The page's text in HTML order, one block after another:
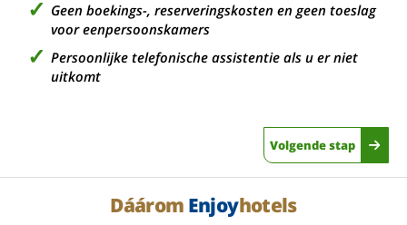
Geen boekings-, reserveringskosten en geen toeslag
voor eenpersoonskamers
Persoonlijke telefonische assistentie als u er niet
uitkomt
Volgende stap
Dáárom Enjoyhotels